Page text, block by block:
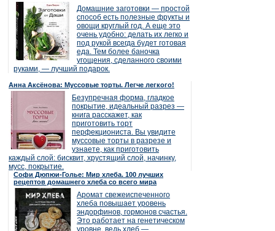
Домашние заготовки — простой
способ есть полезные фрукты и
овощи круглый год. А еще это
очень удобно: делать их легко и
под рукой всегда будет готовая
еда. Тем более баночка
угощения, сделанного своими
руками, — лучший подарок.
Анна Аксёнова: Муссовые торты. Легче легкого!
Безупречная форма, гладкое
покрытие, идеальный разрез —
книга расскажет, как
приготовить торт
перфекциониста. Вы увидите
муссовые торты в разрезе и
узнаете, как приготовить
каждый слой: бисквит, хрустящий слой, начинку,
мусс, покрытие.
Софи Дюпюи-Голье: Мир хлеба. 100 лучших
рецептов домашнего хлеба со всего мира
Аромат свежеиспеченного
хлеба повышает уровень
эндорфинов, гормонов счастья.
Это работает на генетическом
уровне, ведь хлеб —